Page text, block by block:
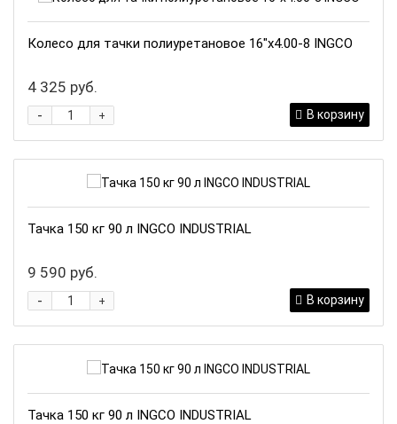
Колесо для тачки полиуретановое 16"х4.00-8 INGCO
4 325 руб.
+
- В корзину
Тачка 150 кг 90 л INGCO INDUSTRIAL
9 590 руб.
+
- В корзину
Тачка 150 кг 90 л INGCO INDUSTRIAL